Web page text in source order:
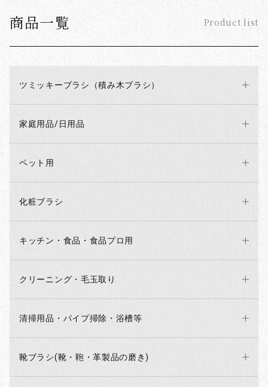
商品一覧 Product list
ツミッキーブラシ（積み木ブラシ）
家庭用品/日用品
ペット用
化粧ブラシ
キッチン・食品・食品プロ用
クリーニング・毛玉取り
清掃用品・パイプ掃除・浴槽等
靴ブラシ(靴・鞄・革製品の磨き)